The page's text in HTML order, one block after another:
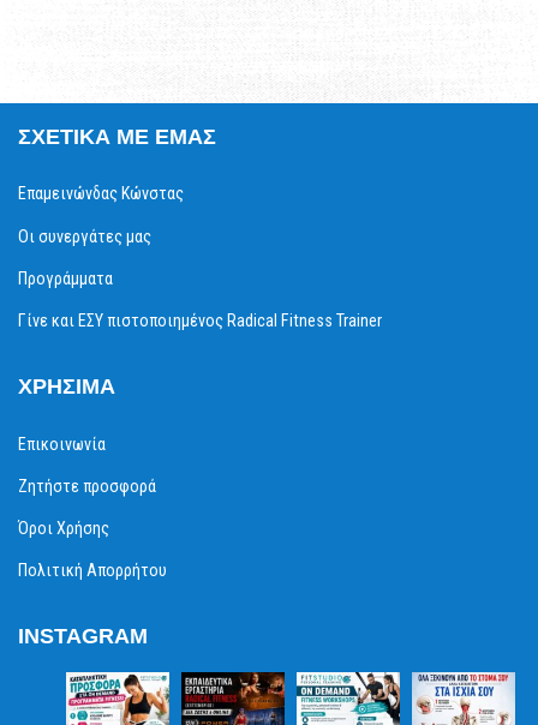
ΣΧΕΤΙΚΆ ΜΕ ΕΜΆΣ
Επαμεινώνδας Κώνστας
Οι συνεργάτες μας
Προγράμματα
Γίνε και ΕΣΥ πιστοποιημένος Radical Fitness Trainer
ΧΡΉΣΙΜΑ
Επικοινωνία
Ζητήστε προσφορά
Όροι Χρήσης
Πολιτική Απορρήτου
INSTAGRAM